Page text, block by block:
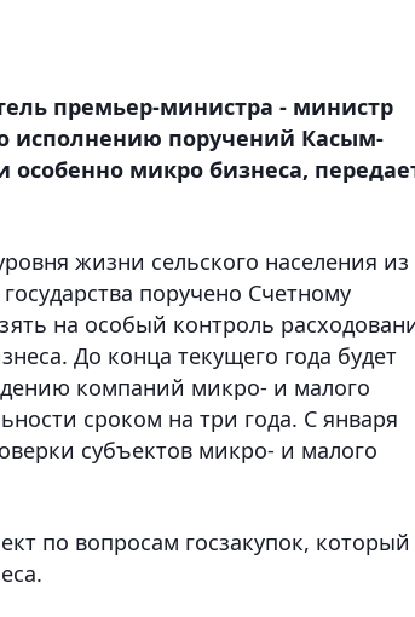
премьер-министра - министр
исполнению поручений Касым-
микро бизнеса,
жизни сельского населения из
поручено Счетному
на особый контроль
До конца текущего года будет
компаний микро- и малого
сроком на три года. С января
субъектов микро- и малого
по вопросам госзакупок, который